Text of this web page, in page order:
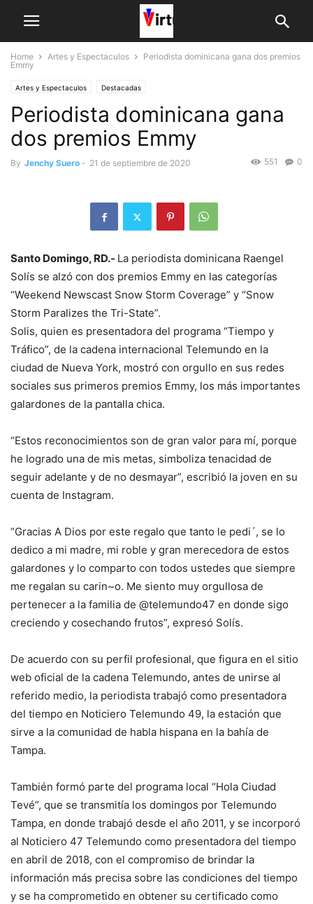
Home Artes y Espectaculos
Periodista dominicana gana dos premios
Emmy
Artes y Espectaculos Destacadas
Periodista dominicana gana
dos premios Emmy
By Jenchy Suero - 21 de septiembre de 2020 0
551
Santo Domingo, RD.- La periodista dominicana Raengel
Solís se alzó con dos premios Emmy en las categorías
“Weekend Newscast Snow Storm Coverage” y “Snow
Storm Paralizes the Tri-State”.
Solis, quien es presentadora del programa “Tiempo y
Tráfico”, de la cadena internacional Telemundo en la
ciudad de Nueva York, mostró con orgullo en sus redes
sociales sus primeros premios Emmy, los más importantes
galardones de la pantalla chica.
“Estos reconocimientos son de gran valor para mí, porque
he logrado una de mis metas, simboliza tenacidad de
seguir adelante y de no desmayar”, escribió la joven en su
cuenta de Instagram.
“Gracias A Dios por este regalo que tanto le pedi´, se lo
dedico a mi madre, mi roble y gran merecedora de estos
galardones y lo comparto con todos ustedes que siempre
me regalan su carin~o. Me siento muy orgullosa de
pertenecer a la familia de @telemundo47 en donde sigo
creciendo y cosechando frutos”, expresó Solís.
De acuerdo con su perfil profesional, que figura en el sitio
web oficial de la cadena Telemundo, antes de unirse al
referido medio, la periodista trabajó como presentadora
del tiempo en Noticiero Telemundo 49, la estación que
sirve a la comunidad de habla hispana en la bahía de
Tampa.
También formó parte del programa local “Hola Ciudad
Tevé”, que se transmitía los domingos por Telemundo
Tampa, en donde trabajó desde el año 2011, y se incorporó
al Noticiero 47 Telemundo como presentadora del tiempo
en abril de 2018, con el compromiso de brindar la
información más precisa sobre las condiciones del tiempo
y se ha comprometido en obtener su certificado como